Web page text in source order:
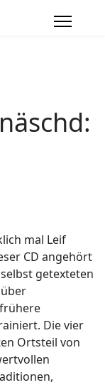
mal Leif
CD angehört
getexteten
Die vier
Ortsteil von